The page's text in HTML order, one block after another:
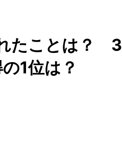
れたことは？ 3
1位は？